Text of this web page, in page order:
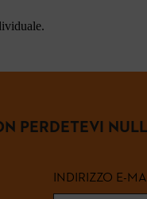
PERDETEVI
INDIRIZZO E-